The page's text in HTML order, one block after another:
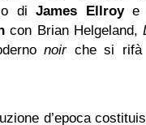
diJames Ellroye
con Brian Helgeland,
noirche si rifà
d’epoca